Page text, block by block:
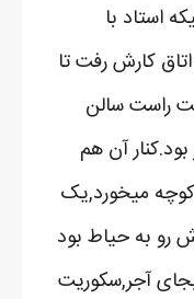
استاد با
کارش رفت تا
راست سالن
آن هم
میخورد,یک
رو به حیاط بود
آجر,سکوریت